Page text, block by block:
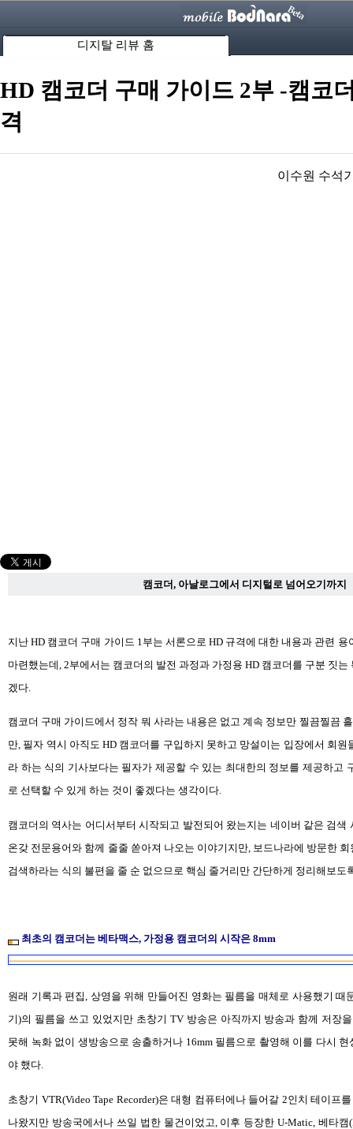
디지탈 리뷰 홈
HD 캠코더 구매 가이드 2부 -캠코
격
이수원 수석
캠코더, 아날로그에서 디지털로 넘어오기까지
지난 HD 캠코더 구매 가이드 1부는 서론으로 HD 규격에 대한 내용과 관련
마련했는데, 2부에서는 캠코더의 발전 과정과 가정용 HD 캠코더를 구분 짓
겠다.
캠코더 구매 가이드에서 정작 뭐 사라는 내용은 없고 계속 정보만 찔끔찔끔
만, 필자 역시 아직도 HD 캠코더를 구입하지 못하고 망설이는 입장에서 회원
라 하는 식의 기사보다는 필자가 제공할 수 있는 최대한의 정보를 제공하고
로 선택할 수 있게 하는 것이 좋겠다는 생각이다.
캠코더의 역사는 어디서부터 시작되고 발전되어 왔는지는 네이버 같은 검색
온갖 전문용어와 함께 줄줄 쏟아져 나오는 이야기지만, 보드나라에 방문한
검색하라는 식의 불편을 줄 순 없으므로 핵심 줄거리만 간단하게 정리해보도
최초의 캠코더는 베타맥스, 가정용 캠코더의 시작은 8mm
원래 기록과 편집, 상영을 위해 만들어진 영화는 필름을 매체로 사용했기 때
기)의 필름을 쓰고 있었지만 초창기 TV 방송은 아직까지 방송과 함께 저장
못해 녹화 없이 생방송으로 송출하거나 16mm 필름으로 촬영해 이를 다시
야 했다.
초창기 VTR(Video Tape Recorder)은 대형 컴퓨터에나 들어갈 2인치 테이프
나왔지만 방송국에서나 쓰일 법한 물건이었고, 이후 등장한 U-Matic, 베타캠